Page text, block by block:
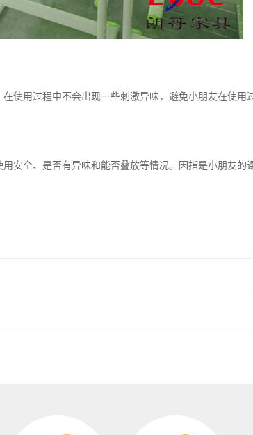
使用过程中不会出现一些刺激异味，避免小朋友在使用
安全、是否有异味和能否叠放等情况。因指是小朋友的